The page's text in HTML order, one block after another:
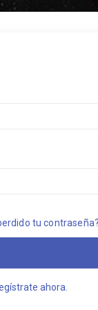
tu
ahora.